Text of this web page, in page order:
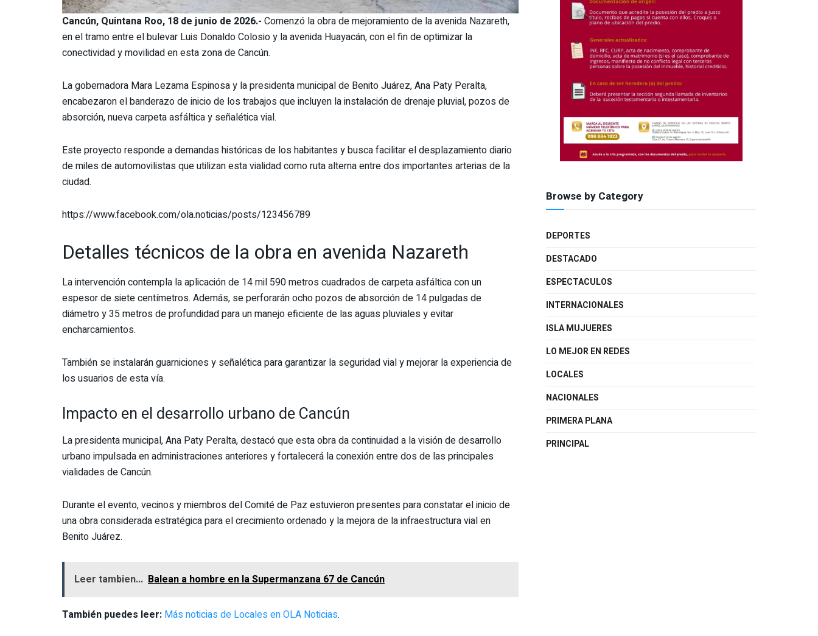
Cancún, Quintana Roo, 18 de junio de 2026.- Comenzó la obra de mejoramiento de la avenida Nazareth,
en el tramo entre el bulevar Luis Donaldo Colosio y la avenida Huayacán, con el fin de optimizar la
conectividad y movilidad en esta zona de Cancún.
La gobernadora Mara Lezama Espinosa y la presidenta municipal de Benito Juárez, Ana Paty Peralta,
encabezaron el banderazo de inicio de los trabajos que incluyen la instalación de drenaje pluvial, pozos de
absorción, nueva carpeta asfáltica y señalética vial.
Este proyecto responde a demandas históricas de los habitantes y busca facilitar el desplazamiento diario
de miles de automovilistas que utilizan esta vialidad como ruta alterna entre dos importantes arterias de la
ciudad.
https://www.facebook.com/ola.noticias/posts/123456789
Detalles técnicos de la obra en avenida Nazareth
La intervención contempla la aplicación de 14 mil 590 metros cuadrados de carpeta asfáltica con un
espesor de siete centímetros. Además, se perforarán ocho pozos de absorción de 14 pulgadas de
diámetro y 35 metros de profundidad para un manejo eficiente de las aguas pluviales y evitar
encharcamientos.
También se instalarán guarniciones y señalética para garantizar la seguridad vial y mejorar la experiencia de
los usuarios de esta vía.
Impacto en el desarrollo urbano de Cancún
La presidenta municipal, Ana Paty Peralta, destacó que esta obra da continuidad a la visión de desarrollo
urbano impulsada en administraciones anteriores y fortalecerá la conexión entre dos de las principales
vialidades de Cancún.
Durante el evento, vecinos y miembros del Comité de Paz estuvieron presentes para constatar el inicio de
una obra considerada estratégica para el crecimiento ordenado y la mejora de la infraestructura vial en
Benito Juárez.
Leer tambien... Balean a hombre en la Supermanzana 67 de Cancún
También puedes leer: Más noticias de Locales en OLA Noticias.
Browse by Category
DEPORTES
DESTACADO
ESPECTACULOS
INTERNACIONALES
ISLA MUJUERES
LO MEJOR EN REDES
LOCALES
NACIONALES
PRIMERA PLANA
PRINCIPAL